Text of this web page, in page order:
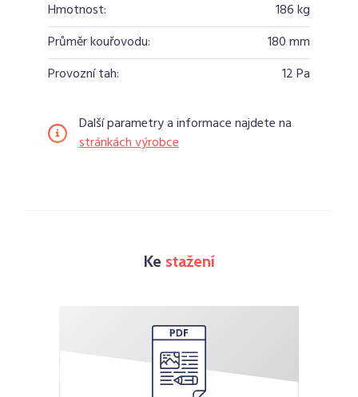
Hmotnost:
186 kg
Průměr kouřovodu:
180 mm
Provozní tah:
12 Pa
Další parametry a informace najdete na
stránkách výrobce
Ke stažení